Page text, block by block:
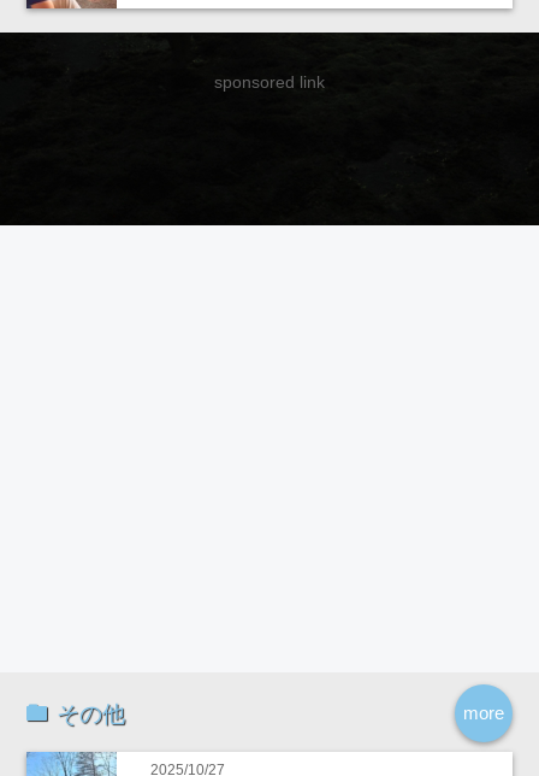
sponsored link
more
その他
2025/10/27